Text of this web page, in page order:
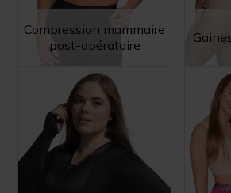
Compression mammaire
post-opératoire